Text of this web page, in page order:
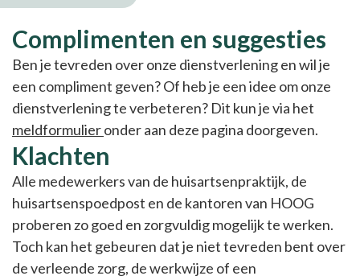
Complimenten
en
klachten
Complimenten en suggesties
Ben je tevreden over onze dienstverlening en wil je
een compliment geven? Of heb je een idee om onze
dienstverlening te verbeteren? Dit kun je via het
meldformulieronder aan deze pagina doorgeven.
Klachten
Alle medewerkers van de huisartsenpraktijk, de
huisartsenspoedpost en de kantoren van HOOG
proberen zo goed en zorgvuldig mogelijk te werken.
Toch kan het gebeuren dat je niet tevreden bent over
de verleende zorg, de werkwijze of een